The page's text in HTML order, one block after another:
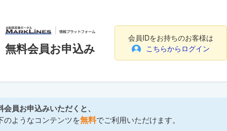
無料会員お申込み
会員IDをお持ちのお客様は
こちらからログイン
会員お申込みいただくと、
のようなコンテンツを無料でご利用いただけます。